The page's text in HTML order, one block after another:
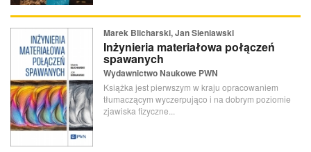
Marek Blicharski, Jan Sieniawski
Inżynieria materiałowa połączeń
spawanych
Wydawnictwo Naukowe PWN
Książka jest pierwszym w kraju opracowaniem
tłumaczącym wyczerpująco i na dobrym poziomie
zjawiska fizyczne...